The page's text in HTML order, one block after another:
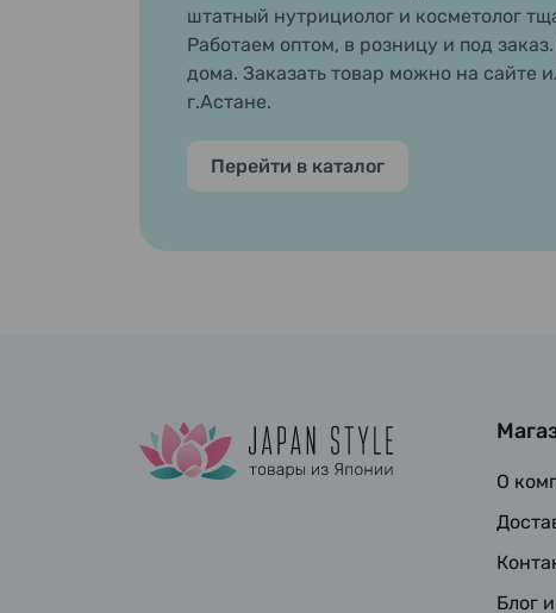
штатный нутрициолог и косметолог
Работаем оптом, в розницу и под
дома. Заказать товар можно на сайте
г.Астане.
Перейти в каталог
О
Блог